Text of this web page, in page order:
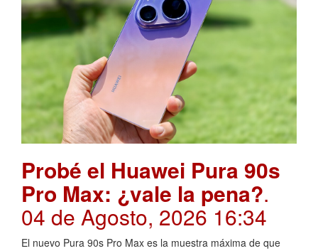
Probé el Huawei Pura 90s
Pro Max: ¿vale la pena?.
04 de Agosto, 2026 16:34
El nuevo Pura 90s Pro Max es la muestra máxima de que